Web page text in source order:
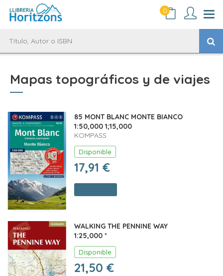
0
Mapas topográficos y de viajes
85 MONT BLANC MONTE BIANCO
1:50,000 1;15,000
KOMPASS
Disponible
17,91 €
WALKING THE PENNINE WAY
1:25,000 *
Disponible
21,50 €